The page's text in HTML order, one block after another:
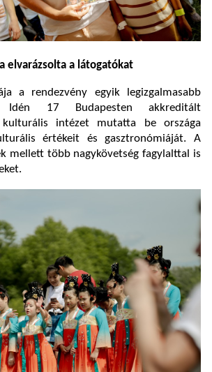
elvarázsolta a látogatókat
a rendezvény egyik legizgalmasabb
Idén 17 Budapesten akkreditált
kulturális intézet mutatta be országa
értékeit és gasztronómiáját. A
mellett több nagykövetség fagylalttal is